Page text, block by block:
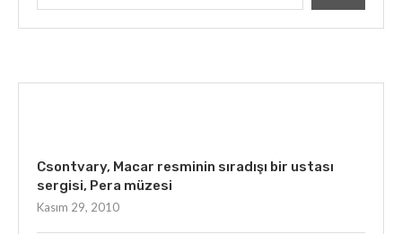
Csontvary, Macar resminin sıradışı bir ustası
sergisi, Pera müzesi
Kasım 29, 2010